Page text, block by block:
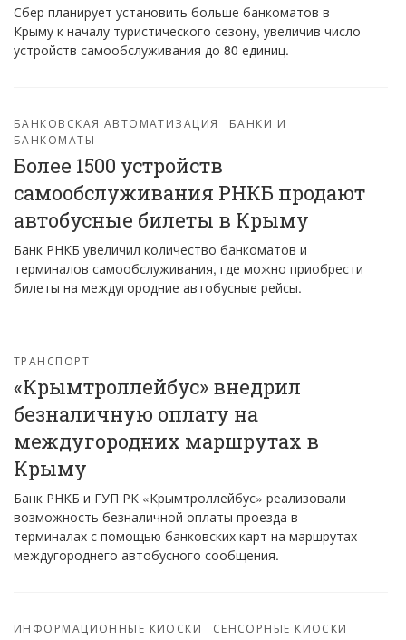
Сбер планирует установить больше банкоматов в
Крыму к началу туристического сезону, увеличив число
устройств самообслуживания до 80 единиц.
БАНКОВСКАЯ АВТОМАТИЗАЦИЯ
БАНКИ И
БАНКОМАТЫ
Более 1500 устройств
самообслуживания РНКБ продают
автобусные билеты в Крыму
Банк РНКБ увеличил количество банкоматов и
терминалов самообслуживания, где можно приобрести
билеты на междугородние автобусные рейсы.
ТРАНСПОРТ
«Крымтроллейбус» внедрил
безналичную оплату на
междугородних маршрутах в
Крыму
Банк РНКБ и ГУП РК «Крымтроллейбус» реализовали
возможность безналичной оплаты проезда в
терминалах с помощью банковских карт на маршрутах
междугороднего автобусного сообщения.
ИНФОРМАЦИОННЫЕ КИОСКИ СЕНСОРНЫЕ КИОСКИ